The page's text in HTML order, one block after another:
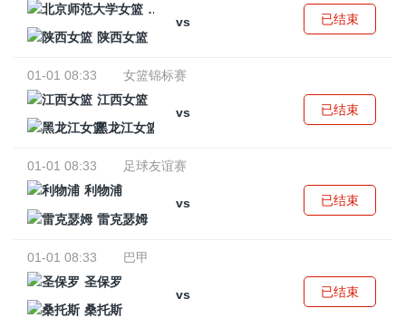
北京师范大学女篮
vs
陕西女篮
已结束
01-01 08:33
女篮锦标赛
江西女篮
vs
黑龙江女篮
已结束
01-01 08:33
足球友谊赛
利物浦
vs
雷克瑟姆
已结束
01-01 08:33
巴甲
圣保罗
vs
桑托斯
已结束